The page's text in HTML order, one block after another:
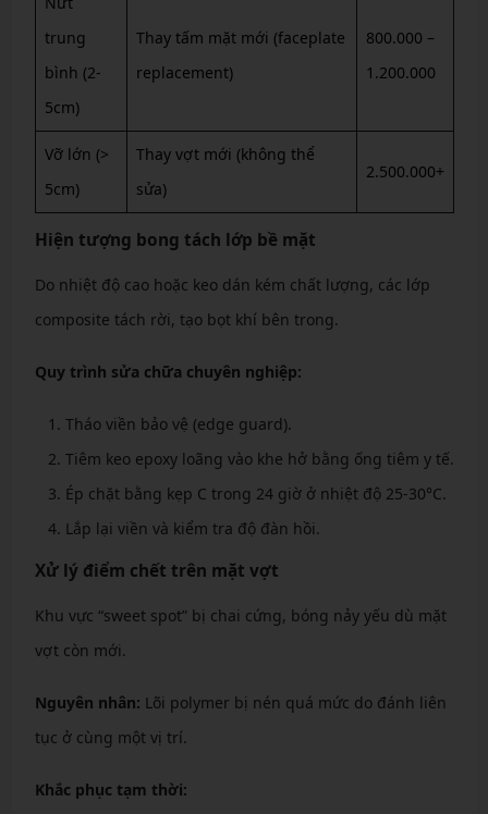
trung
bình (2-
5cm)
Thay tấm mặt mới (faceplate
replacement)
800.000 –
1.200.000
Vỡ lớn (>
5cm)
Thay vợt mới (không thể
sửa)
2.500.000+
Hiện tượng bong tách lớp bề mặt
Do nhiệt độ cao hoặc keo dán kém chất lượng, các lớp
composite tách rời, tạo bọt khí bên trong.
Quy trình sửa chữa chuyên nghiệp:
Tháo viền bảo vệ (edge guard).
Tiêm keo epoxy loãng vào khe hở bằng ống tiêm y tế.
Ép chặt bằng kẹp C trong 24 giờ ở nhiệt độ 25-30°C.
Lắp lại viền và kiểm tra độ đàn hồi.
Xử lý điểm chết trên mặt vợt
Khu vực “sweet spot” bị chai cứng, bóng nảy yếu dù mặt
vợt còn mới.
Nguyên nhân: Lõi polymer bị nén quá mức do đánh liên
tục ở cùng một vị trí.
Khắc phục tạm thời: